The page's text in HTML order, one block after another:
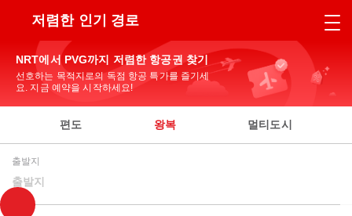
저렴한 인기 경로
NRT에서 PVG까지 저렴한 항공권 찾기
선호하는 목적지로의 독점 항공 특가를 즐기세
요. 지금 예약을 시작하세요!
편도 왕복 멀티도시
출발지
출발지